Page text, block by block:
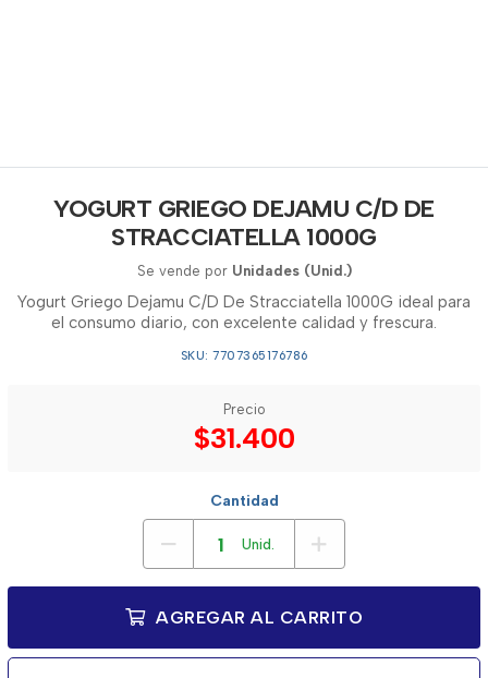
YOGURT GRIEGO DEJAMU C/D DE
STRACCIATELLA 1000G
Se vende por Unidades (Unid.)
Yogurt Griego Dejamu C/D De Stracciatella 1000G ideal para
el consumo diario, con excelente calidad y frescura.
SKU: 7707365176786
Precio
$31.400
Cantidad
Unid.
AGREGAR AL CARRITO